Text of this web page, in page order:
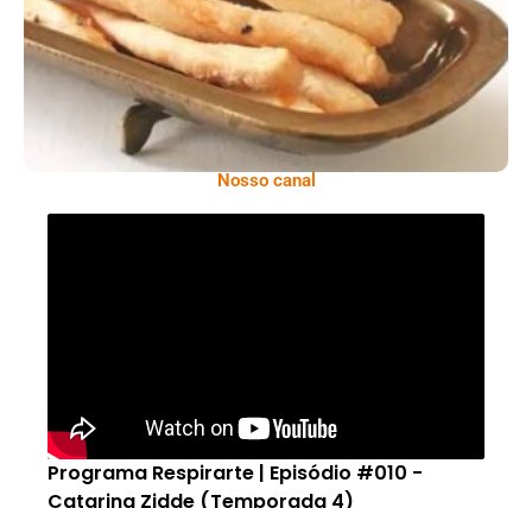
Nosso canal
Programa Respirarte | Episódio #010 -
Catarina Zidde (Temporada 4)